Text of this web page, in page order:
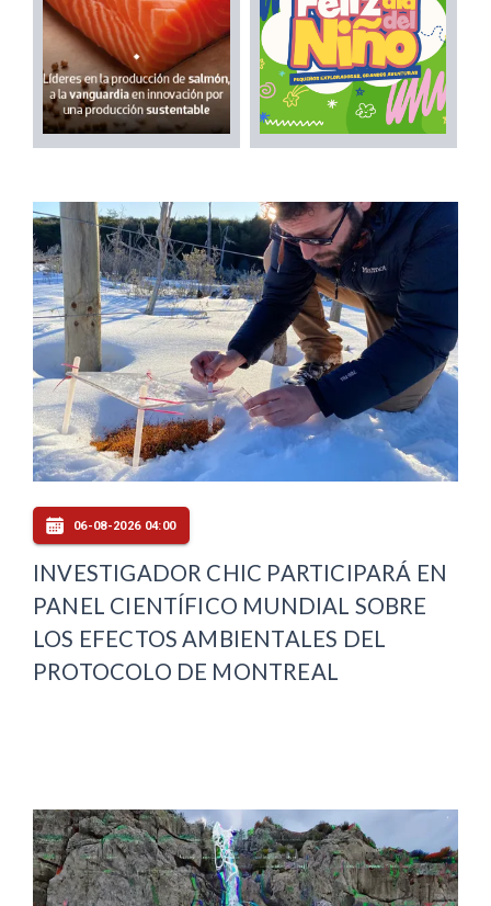
06-08-2026 04:00
INVESTIGADOR CHIC PARTICIPARÁ EN
PANEL CIENTÍFICO MUNDIAL SOBRE
LOS EFECTOS AMBIENTALES DEL
PROTOCOLO DE MONTREAL